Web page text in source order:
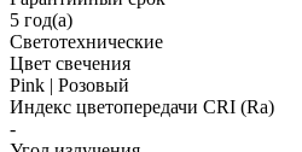
5 год(а)
Светотехнические
Цвет свечения
Pink | Розовый
Индекс цветопередачи CRI (Ra)
-